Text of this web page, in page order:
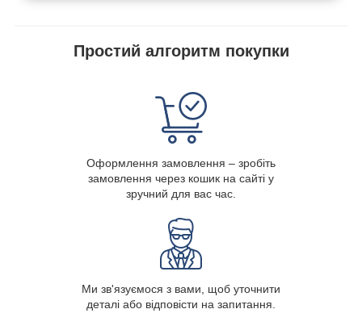
Простий алгоритм покупки
Оформлення замовлення – зробіть
замовлення через кошик на сайті у
зручний для вас час.
Ми зв'язуємося з вами, щоб уточнити
деталі або відповісти на запитання.